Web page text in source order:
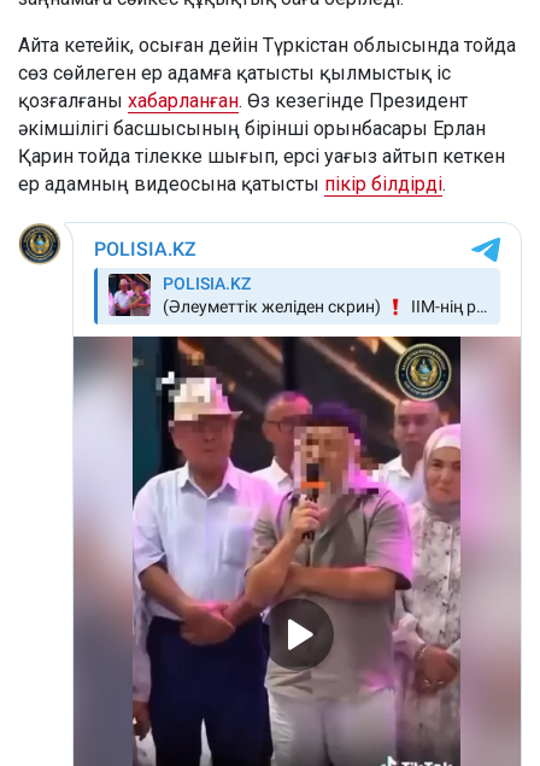
Айта кетейік, осыған дейін Түркістан облысында тойда
сөз сөйлеген ер адамға қатысты қылмыстық іс
қозғалғаны хабарланған. Өз кезегінде Президент
әкімшілігі басшысының бірінші орынбасары Ерлан
Қарин тойда тілекке шығып, ерсі уағыз айтып кеткен
ер адамның видеосына қатысты пікір білдірді.